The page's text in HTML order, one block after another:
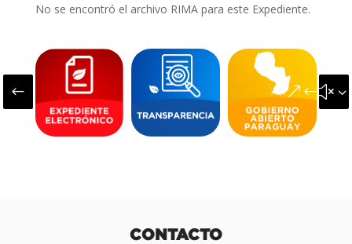
No se encontró el archivo RIMA para este Expediente.
#
CONTACTO